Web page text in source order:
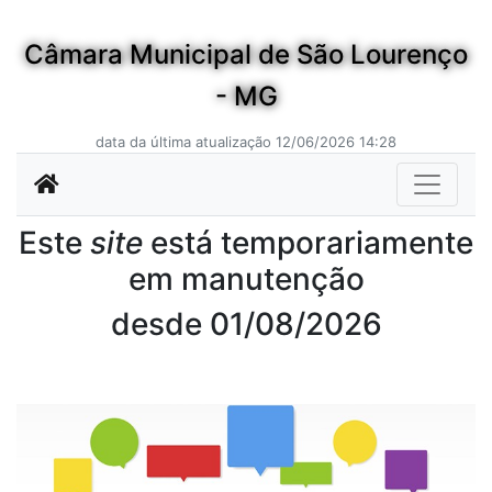
Câmara Municipal de São Lourenço
- MG
data da última atualização 12/06/2026 14:28
Este site está temporariamente
em manutenção
desde 01/08/2026